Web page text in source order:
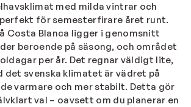
med milda vintrar och
för semesterfirare året runt.
Costa Blanca ligger i genomsnitt
beroende på säsong, och området
per år. Det regnar väldigt lite,
det svenska klimatet är vädret på
varmare och mer stabilt. Detta gör
val – oavsett om du planerar en